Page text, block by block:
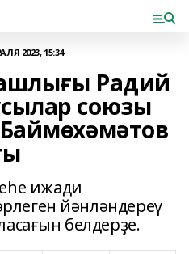
2023, 15:34
Радий
союзы
ижади
йәнләндереү
белдерҙе.